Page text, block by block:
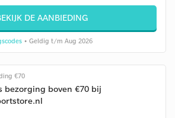
DE AANBIEDING
• Geldig t/m Aug 2026
€70
bezorging boven €70 bij